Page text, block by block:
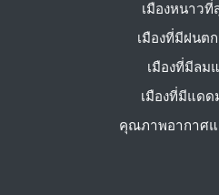
เมืองหนาว
เมืองที่มีฝนต
เมืองที่มีลม
เมืองที่มีแด
คุณภาพอากาศ